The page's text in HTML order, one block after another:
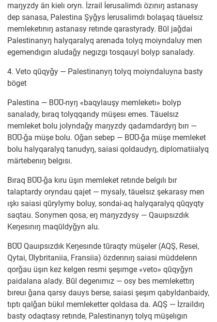
maŋyzdy ärı kielı oryn. İzrail İerusalimdı özınıŋ astanasy
dep sanasa, Palestina Şyǧys İerusalimdı bolaşaq täuelsız
memleketınıŋ astanasy retınde qarastyrady. Būl jaǧdai
Palestinanyŋ halyqaralyq arenada tolyq moiyndaluy men
egemendıgın aludaǧy negızgı tosqauyl bolyp sanalady.
4. Veto qūqyǧy — Palestinanyŋ tolyq moiyndaluyna basty
böget
Palestina — BŪŪ-nyŋ «baqylauşy memleketı» bolyp
sanalady, bıraq tolyqqandy müşesı emes. Täuelsız
memleket bolu jolyndaǧy maŋyzdy qadamdardyŋ bırı —
BŪŪ-ǧa müşe bolu. Oǧan sebep — BŪŪ-ǧa müşe memleket
bolu halyqaralyq tanudyŋ, saiasi qoldaudyŋ, diplomatiialyq
märtebenıŋ belgısı.
Bıraq BŪŪ-ǧa kıru üşın memleket retınde belgılı bır
talaptardy oryndau qajet — mysaly, täuelsız şekarasy men
ışkı saiasi qūrylymy boluy, sondai-aq halyqaralyq qūqyqty
saqtau. Sonymen qosa, eŋ maŋyzdysy — Qauıpsızdık
Keŋesınıŋ maqūldyǧyn alu.
BŪŪ Qauıpsızdık Keŋesınde tūraqty müşeler (AQŞ, Resei,
Qytai, Ūlybritaniia, Fransiia) özderınıŋ saiasi müddelerın
qorǧau üşın kez kelgen resmi şeşımge «veto» qūqyǧyn
paidalana alady. Būl degenımız — osy bes memlekettıŋ
bıreuı ǧana qarsy dauys berse, saiasi şeşım qabyldanbaidy,
tıptı qalǧan bükıl memleketter qoldasa da. AQŞ — İzraildıŋ
basty odaqtasy retınde, Palestinanyŋ tolyq müşelıgın